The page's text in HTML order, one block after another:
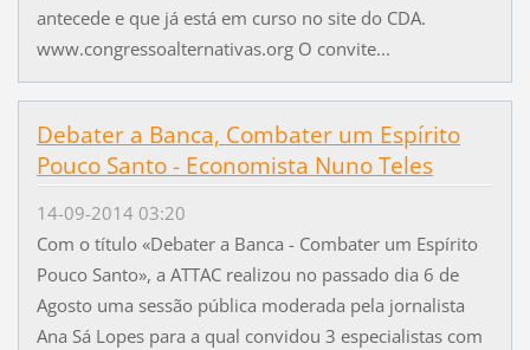
antecede e que já está em curso no site do CDA.
www.congressoalternativas.org O convite...
Debater a Banca, Combater um Espírito
Pouco Santo - Economista Nuno Teles
14-09-2014 03:20
Com o título «Debater a Banca - Combater um Espírito
Pouco Santo», a ATTAC realizou no passado dia 6 de
Agosto uma sessão pública moderada pela jornalista
Ana Sá Lopes para a qual convidou 3 especialistas com